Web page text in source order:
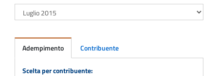
Adempimento Contribuente
Adempimento
Scelta per contribuente: